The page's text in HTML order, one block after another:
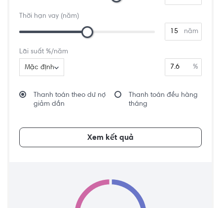
Thời hạn vay (năm)
năm
Lãi suất %/năm
Mặc định %
Thanh toán theo dư nợ
giảm dần
Thanh toán đều hàng
tháng
Xem kết quả